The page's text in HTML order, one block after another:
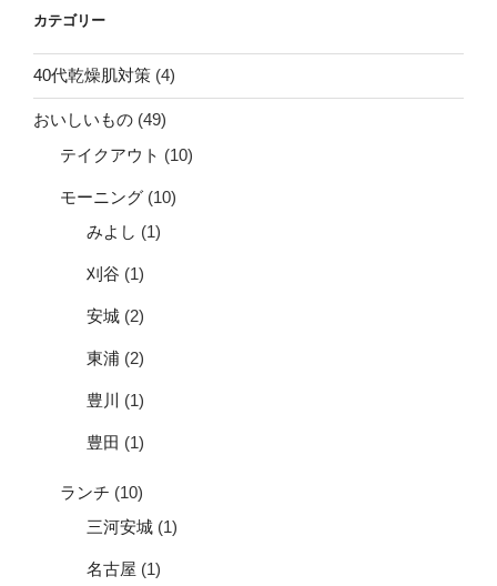
カテゴリー
40代乾燥肌対策 (4)
おいしいもの (49)
テイクアウト (10)
モーニング (10)
みよし (1)
刈谷 (1)
安城 (2)
東浦 (2)
豊川 (1)
豊田 (1)
ランチ (10)
三河安城 (1)
名古屋 (1)